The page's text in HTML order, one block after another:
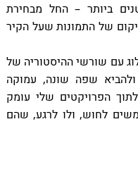
ביותר – החל מבחירת
של התמונות שעל הקיר
עם שורשי ההיסטוריה של
שפה שונה, עמוקה
הפרויקטים שלי עומק
לחוש, ולו לרגע, שהם